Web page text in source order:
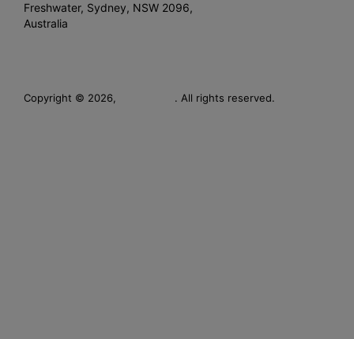
Freshwater, Sydney, NSW 2096,
Australia
Copyright © 2026, . All rights reserved.